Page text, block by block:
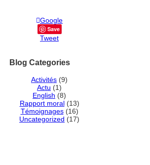
Google
Save
Tweet
Blog Categories
Activités (9)
Actu (1)
English (8)
Rapport moral(13)
Témoignages(16)
Uncategorized (17)